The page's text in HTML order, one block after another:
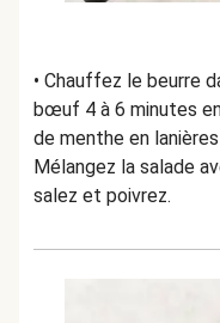
• Chauffez le beurre
bœuf 4 à 6 minutes
de menthe en
Mélangez la salade
salez et poivrez.